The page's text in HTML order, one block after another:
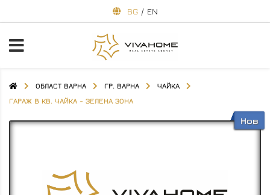
BG / EN
ОБЛАСТ ВАРНА ГР. ВАРНА
ЧАЙКА
ГАРАЖ В КВ. ЧАЙКА - ЗЕЛЕНА ЗОНА
Нов